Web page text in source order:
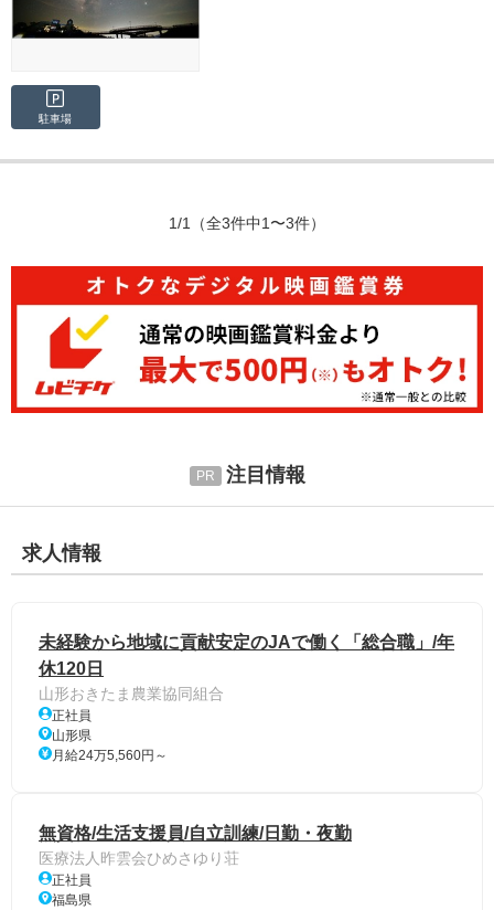
駐車場
1/1 （全3件中1〜3件）
注目情報
求人情報
未経験から地域に貢献安定のJAで働く「総合職」/年
休120日
山形おきたま農業協同組合
正社員
山形県
月給24万5,560円～
無資格/生活支援員/自立訓練/日勤・夜勤
医療法人昨雲会ひめさゆり荘
正社員
福島県